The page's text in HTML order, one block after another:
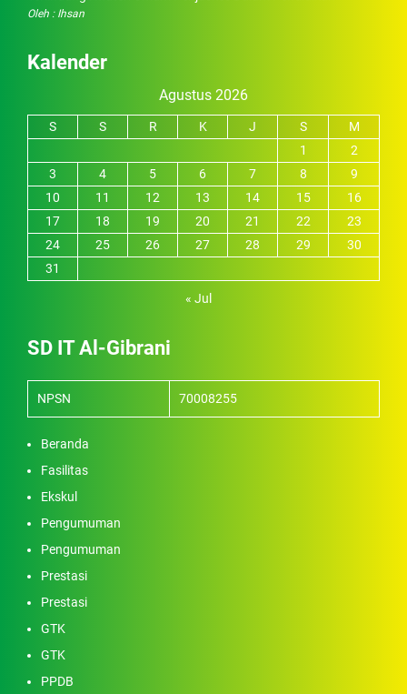
Oleh : Ihsan
Kalender
Agustus 2026
S S R K J S
M
1
2
3
4 5 6 7 8
9
10
11 12 13 14 15
16
17
18 19 20 21 22
23
24
25 26 27 28 29
30
31
« Jul
SD IT Al-Gibrani
NPSN 70008255
Beranda
Fasilitas
Ekskul
Pengumuman
Pengumuman
Prestasi
Prestasi
GTK
GTK
PPDB